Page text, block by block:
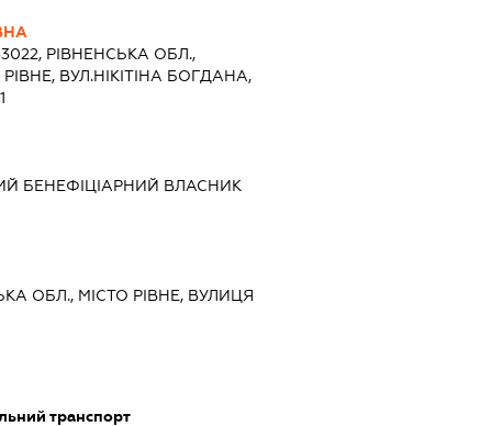
РІВНЕНСЬКА ОБЛ.,
ВУЛ.НІКІТІНА БОГДАНА,
БЕНЕФІЦІАРНИЙ ВЛАСНИК
ОБЛ., МІСТО РІВНЕ, ВУЛИЦЯ
транспорт